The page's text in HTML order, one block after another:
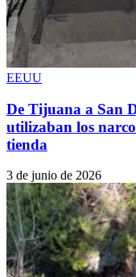
EEUU
De Tijuana a San
utilizaban los
tienda
3 de junio de 2026